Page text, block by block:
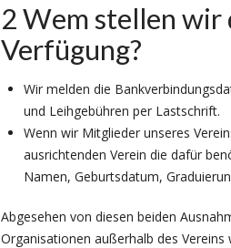
2 Wem stellen wir
Verfügung?
Wir melden die
und Leihgebühren per Lastschrift.
Wenn wir Mitglieder unseres
ausrichtenden Verein die dafür
Namen, Geburtsdatum,
Abgesehen von diesen beiden
Organisationen außerhalb des Vereins